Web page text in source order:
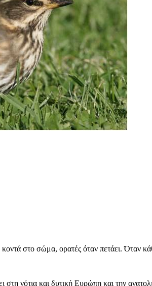
στο σώμα, ορατές όταν πετάει. Όταν
στη νότια και δυτική Ευρώπη και την